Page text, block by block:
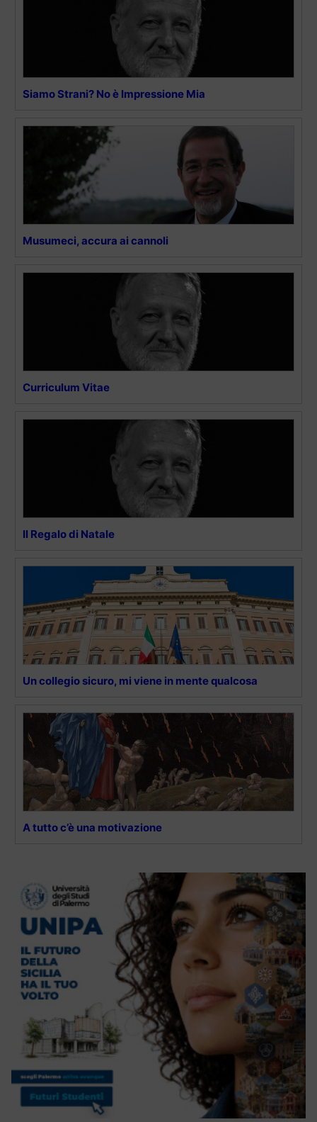
Siamo Strani? No è Impressione Mia
Musumeci, accura ai cannoli
Curriculum Vitae
Il Regalo di Natale
Un collegio sicuro, mi viene in mente qualcosa
A tutto c’è una motivazione